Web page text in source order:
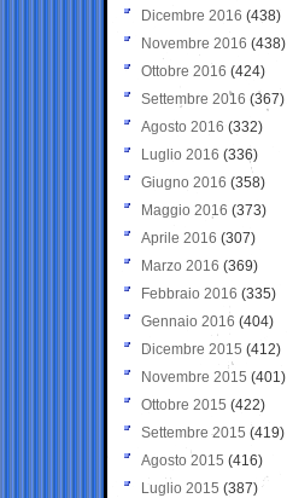
Dicembre 2016 (438)
Novembre 2016 (438)
Ottobre 2016 (424)
Settembre 2016 (367)
Agosto 2016 (332)
Luglio 2016 (336)
Giugno 2016 (358)
Maggio 2016 (373)
Aprile 2016 (307)
Marzo 2016 (369)
Febbraio 2016 (335)
Gennaio 2016 (404)
Dicembre 2015 (412)
Novembre 2015 (401)
Ottobre 2015 (422)
Settembre 2015 (419)
Agosto 2015 (416)
Luglio 2015 (387)